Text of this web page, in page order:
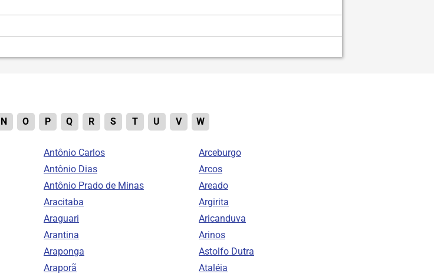
N O P Q R S T U V W
Antônio Carlos
Antônio Dias
Antônio Prado de Minas
Aracitaba
Araguari
Arantina
Araponga
Araporã
Arceburgo
Arcos
Areado
Argirita
Aricanduva
Arinos
Astolfo Dutra
Ataléia